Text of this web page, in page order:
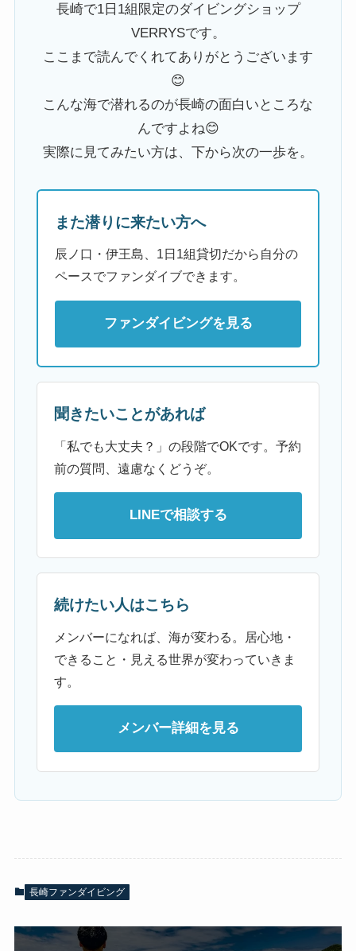
長崎で1日1組限定のダイビングショップ
VERRYSです。
ここまで読んでくれてありがとうございます
😊
こんな海で潜れるのが長崎の面白いところな
んですよね😊
実際に見てみたい方は、下から次の一歩を。
また潜りに来たい方へ
辰ノ口・伊王島、1日1組貸切だから自分の
ペースでファンダイブできます。
ファンダイビングを見る
聞きたいことがあれば
「私でも大丈夫？」の段階でOKです。予約
前の質問、遠慮なくどうぞ。
LINEで相談する
続けたい人はこちら
メンバーになれば、海が変わる。居心地・
できること・見える世界が変わっていきま
す。
メンバー詳細を見る
長崎ファンダイビング